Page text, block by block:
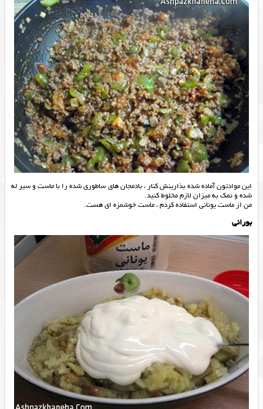
این موادتون آماده شده بذارینش کنار ، بادمجان های ساطوری شده را با ماست و سیر له
شده و نمک به میزان لازم مخلوط کنید.
من از ماست یونانی استفاده کردم ، ماست خوشمزه ای هست.
بورانی